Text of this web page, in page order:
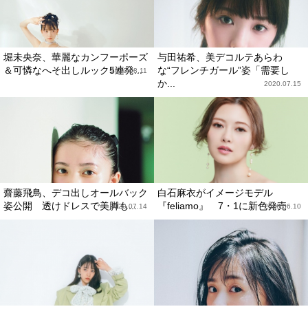
堀未央奈、華麗なカンフーポーズ
＆可憐なへそ出しルック5連発...
2020.08.11
与田祐希、美デコルテあらわ
な“フレンチガール”姿「需要し
か...
2020.07.15
齋藤飛鳥、デコ出しオールバック
姿公開 透けドレスで美脚も...
2020.07.14
白石麻衣がイメージモデル
『feliamo』 7・1に新色発売
2020.06.10